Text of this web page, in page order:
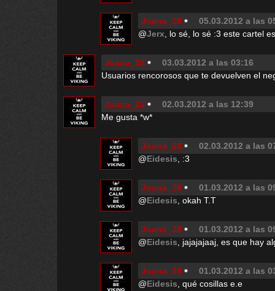
Joana_28
05.03.2012 a las
@Jerx , lo sé, lo sé :3 este cartel
Joana_28
03.03.2012 a las 03:16
Usuarios rencorosos que te devuelven el
Joana_28
02.03.2012 a las 12:39
Me gusta *w*
Joana_28
02.03.2012 a las
@Eidesis , :3
Joana_28
01.03.2012 a las
@Eidesis , okah T.T
Joana_28
01.03.2012 a las
@Eidesis , jajajajaaj, es que hay
Joana_28
01.03.2012 a las
@Eidesis , qué cosillas e.e